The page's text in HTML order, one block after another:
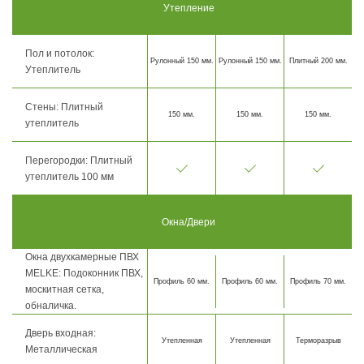
Утепление
Пол и потолок:
Утеплитель
Рулонный 150 мм. Рулонный 150 мм. Плитный 200 мм.
Стены: Плитный
утеплитель
150 мм. 150 мм. 150 мм.
Перегородки: Плитный
утеплитель 100 мм
Окна/Двери
Окна двухкамерные ПВХ
MELKE: Подоконник ПВХ,
москитная сетка,
обналичка.
Профиль 60 мм. Профиль 60 мм. Профиль 70 мм.
Дверь входная:
Металлическая
Утепленная Утепленная Терморазрыв